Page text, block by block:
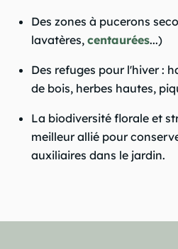
Des zones à pucerons
lavatères, centaurées...)
Des refuges pour l'hiver :
de bois, herbes hautes,
La biodiversité florale et
meilleur allié pour
auxiliaires dans le jardin.